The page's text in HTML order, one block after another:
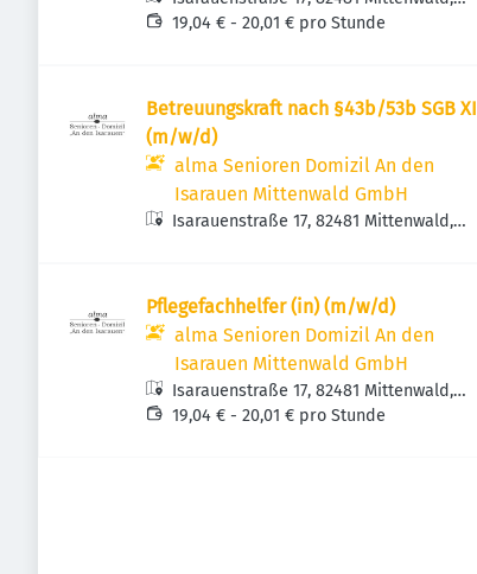
Deutschland
19,04 € - 20,01 € pro Stunde
Betreuungskraft nach §43b/53b SGB XI
(m/w/d)
alma Senioren Domizil An den
Isarauen Mittenwald GmbH
Isarauenstraße 17, 82481 Mittenwald,
Pflegefachhelfer (in) (m/w/d)
alma Senioren Domizil An den
Isarauen Mittenwald GmbH
Isarauenstraße 17, 82481 Mittenwald,
Deutschland
19,04 € - 20,01 € pro Stunde